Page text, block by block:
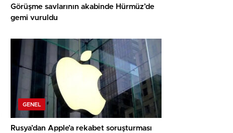
Görüşme savlarının akabinde Hürmüz’de
gemi vuruldu
GENEL
Rusya’dan Apple’a rekabet soruşturması